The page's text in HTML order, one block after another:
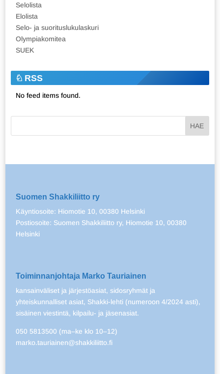
Selolista
Elolista
Selo- ja suorituslukulaskuri
Olympiakomitea
SUEK
RSS
No feed items found.
Suomen Shakkiliitto ry
Käyntiosoite: Hiomotie 10, 00380 Helsinki
Postiosoite: Suomen Shakkiliitto ry, Hiomotie 10, 00380
Helsinki
Toiminnanjohtaja Marko Tauriainen
kansainväliset ja järjestöasiat, sidosryhmät ja
yhteiskunnalliset asiat, Shakki-lehti (numeroon 4/2024 asti),
sisäinen viestintä, kilpailu- ja jäsenasiat.
050 5813500 (ma–ke klo 10–12)
marko.tauriainen@shakkiliitto.fi